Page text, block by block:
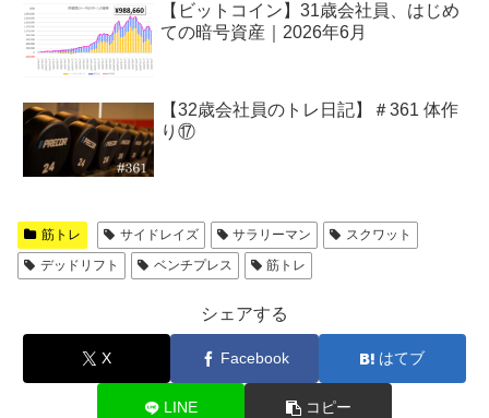
【ビットコイン】31歳会社員、はじめ
ての暗号資産｜2026年6月
【32歳会社員のトレ日記】＃361 体作
り⑰
筋トレ サイドレイズ サラリーマン
スクワット
デッドリフト
ベンチプレス 筋トレ
シェアする
X Facebook はてブ
LINE コピー